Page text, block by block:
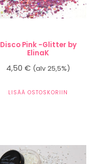
Disco Pink -Glitter by
ElinaK
4,50€ (alv 25,5%)
LISÄÄ OSTOSKORIIN